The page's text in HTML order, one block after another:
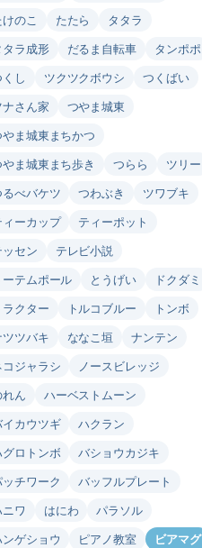
のこ
たたら
タタラ
タラ成形
だるま自転車
タンポポ
し
ツクツクボウシ
つくばい
ナさん家
つやま城東
ま城東まちかつ
ま城東まち歩き
つらら
ツリー
べバケツ
つわぶき
ツワブキ
ィーカップ
ティーポット
ッセン
テレビ小説
ーテムポール
とうげい
ドクダミ
ラクター
トルコブルー
トンボ
ツバキ
ななこ垣
ナンテン
コジャラシ
ノースビレッジ
ん
ハーベストムーン
カウツギ
ハクラン
ロトンボ
バショウカジキ
チワーク
バッフルプレート
ワ
はにわ
パラソル
ゲショウ
ピアノ教室
ビアマグ